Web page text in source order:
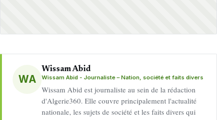
WA
Wissam Abid
Wissam Abid - Journaliste – Nation, société et faits divers
Wissam Abid est journaliste au sein de la rédaction
d'Algerie360. Elle couvre principalement l'actualité
nationale, les sujets de société et les faits divers qui